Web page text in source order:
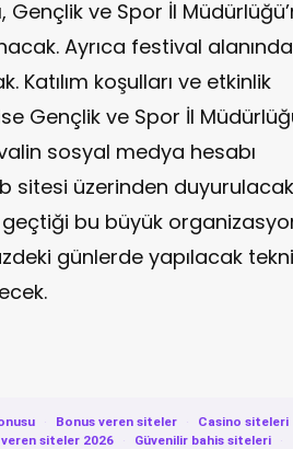
ve Spor İl
Ayrıca festival
Katılım koşulları ve etkinlik
Gençlik ve Spor İl
sosyal medya hesabı
sitesi üzerinden
bu büyük
günlerde yapılacak
· Bonus veren siteler · Casino siteleri
siteler 2026 · Güvenilir bahis siteleri
·